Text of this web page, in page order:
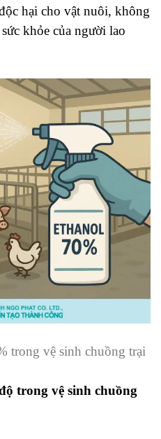
hại cho vật nuôi, không
khỏe của người lao
trong vệ sinh chuồng trại
trong vệ sinh chuồng